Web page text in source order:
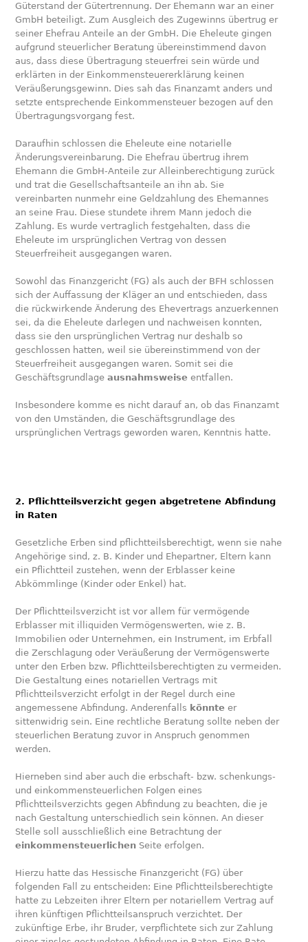
Güterstand der Gütertrennung. Der Ehemann war an einer
GmbH beteiligt. Zum Ausgleich des Zugewinns übertrug er
seiner Ehefrau Anteile an der GmbH. Die Eheleute gingen
aufgrund steuerlicher Beratung übereinstimmend davon
aus, dass diese Übertragung steuerfrei sein würde und
erklärten in der Einkommensteuererklärung keinen
Veräußerungsgewinn. Dies sah das Finanzamt anders und
setzte entsprechende Einkommensteuer bezogen auf den
Übertragungsvorgang fest.
Daraufhin schlossen die Eheleute eine notarielle
Änderungsvereinbarung. Die Ehefrau übertrug ihrem
Ehemann die GmbH-Anteile zur Alleinberechtigung zurück
und trat die Gesellschaftsanteile an ihn ab. Sie
vereinbarten nunmehr eine Geldzahlung des Ehemannes
an seine Frau. Diese stundete ihrem Mann jedoch die
Zahlung. Es wurde vertraglich festgehalten, dass die
Eheleute im ursprünglichen Vertrag von dessen
Steuerfreiheit ausgegangen waren.
Sowohl das Finanzgericht (FG) als auch der BFH schlossen
sich der Auffassung der Kläger an und entschieden, dass
die rückwirkende Änderung des Ehevertrags anzuerkennen
sei, da die Eheleute darlegen und nachweisen konnten,
dass sie den ursprünglichen Vertrag nur deshalb so
geschlossen hatten, weil sie übereinstimmend von der
Steuerfreiheit ausgegangen waren. Somit sei die
Geschäftsgrundlageausnahmsweise entfallen.
Insbesondere komme es nicht darauf an, ob das Finanzamt
von den Umständen, die Geschäftsgrundlage des
ursprünglichen Vertrags geworden waren, Kenntnis hatte.
2. Pflichtteilsverzicht gegen abgetretene Abfindung
in Raten
Gesetzliche Erben sind pflichtteilsberechtigt, wenn sie nahe
Angehörige sind, z. B. Kinder und Ehepartner, Eltern kann
ein Pflichtteil zustehen, wenn der Erblasser keine
Abkömmlinge (Kinder oder Enkel) hat.
Der Pflichtteilsverzicht ist vor allem für vermögende
Erblasser mit illiquiden Vermögenswerten, wie z. B.
Immobilien oder Unternehmen, ein Instrument, im Erbfall
die Zerschlagung oder Veräußerung der Vermögenswerte
unter den Erben bzw. Pflichtteilsberechtigten zu vermeiden.
Die Gestaltung eines notariellen Vertrags mit
Pflichtteilsverzicht erfolgt in der Regel durch eine
angemessene Abfindung. Anderenfalls könnte er
sittenwidrig sein. Eine rechtliche Beratung sollte neben der
steuerlichen Beratung zuvor in Anspruch genommen
werden.
Hierneben sind aber auch die erbschaft- bzw. schenkungs-
und einkommensteuerlichen Folgen eines
Pflichtteilsverzichts gegen Abfindung zu beachten, die je
nach Gestaltung unterschiedlich sein können. An dieser
Stelle soll ausschließlich eine Betrachtung der
einkommensteuerlichen Seite erfolgen.
Hierzu hatte das Hessische Finanzgericht (FG) über
folgenden Fall zu entscheiden: Eine Pflichtteilsberechtigte
hatte zu Lebzeiten ihrer Eltern per notariellem Vertrag auf
ihren künftigen Pflichtteilsanspruch verzichtet. Der
zukünftige Erbe, ihr Bruder, verpflichtete sich zur Zahlung